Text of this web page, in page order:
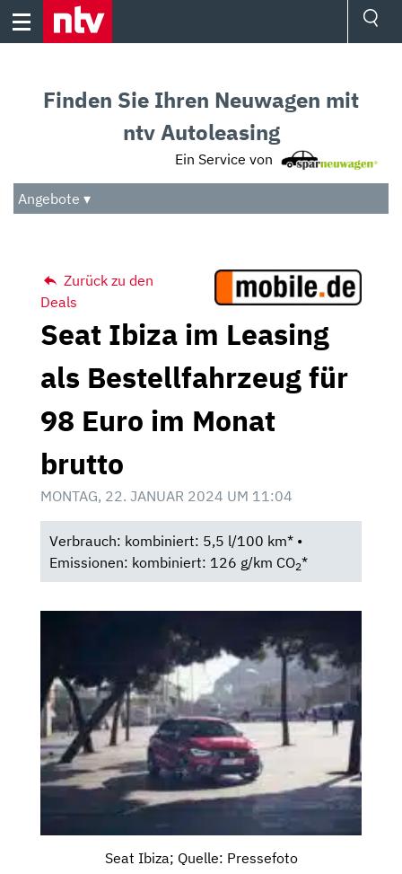
Skip
Audio
Das Beste
Finden Sie Ihren Neuwagen mit
ntv Autoleasing
Ein Service von
Angebote ▾
Zurück zu den
Deals
Seat Ibiza im Leasing
als Bestellfahrzeug für
98 Euro im Monat
brutto
MONTAG, 22. JANUAR 2024 UM 11:04
Verbrauch: kombiniert: 5,5 l/100 km* •
Emissionen: kombiniert: 126 g/km CO2*
Seat Ibiza; Quelle: Pressefoto